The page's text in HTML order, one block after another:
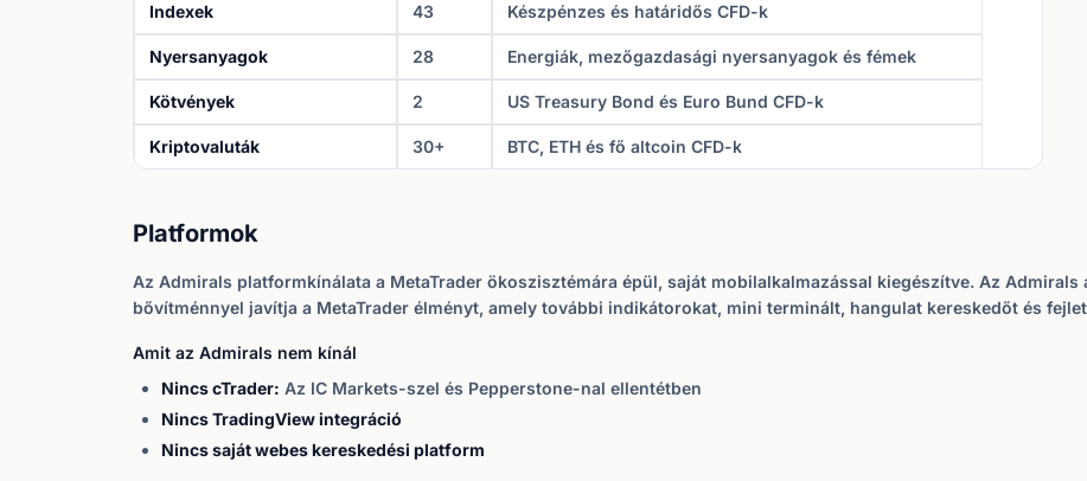
Indexek 43 Készpénzes és határidős CFD-k
Nyersanyagok 28 Energiák, mezőgazdasági nyersanyagok és fémek
Kötvények 2 US Treasury Bond és Euro Bund CFD-k
Kriptovaluták 30+ BTC, ETH és fő altcoin CFD-k
Platformok
Az Admirals platformkínálata a MetaTrader ökoszisztémára épül, saját mobilalkalmazással kiegészítve. Az Admirals
bővítménnyel javítja a MetaTrader élményt, amely további indikátorokat, mini terminált, hangulat kereskedőt és
Amit az Admirals nem kínál
Nincs cTrader: Az IC Markets-szel és Pepperstone-nal ellentétben
Nincs TradingView integráció
Nincs saját webes kereskedési platform